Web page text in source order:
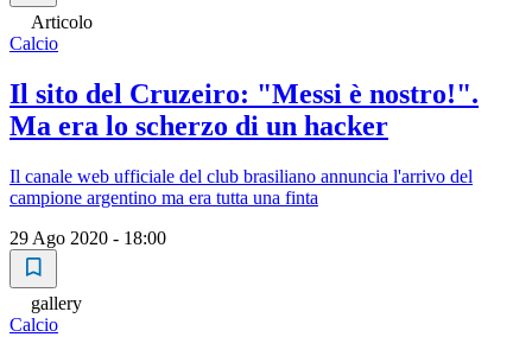
Articolo
Calcio
Il sito del Cruzeiro: "Messi è nostro!".
Ma era lo scherzo di un hacker
Il canale web ufficiale del club brasiliano annuncia l'arrivo del
campione argentino ma era tutta una finta
29 Ago 2020 - 18:00
gallery
Calcio